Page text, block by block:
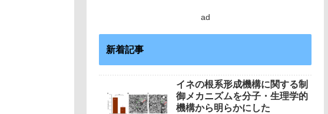
ad
新着記事
イネの根系形成機構に関する制
御メカニズムを分子・生理学的
機構から明らかにした